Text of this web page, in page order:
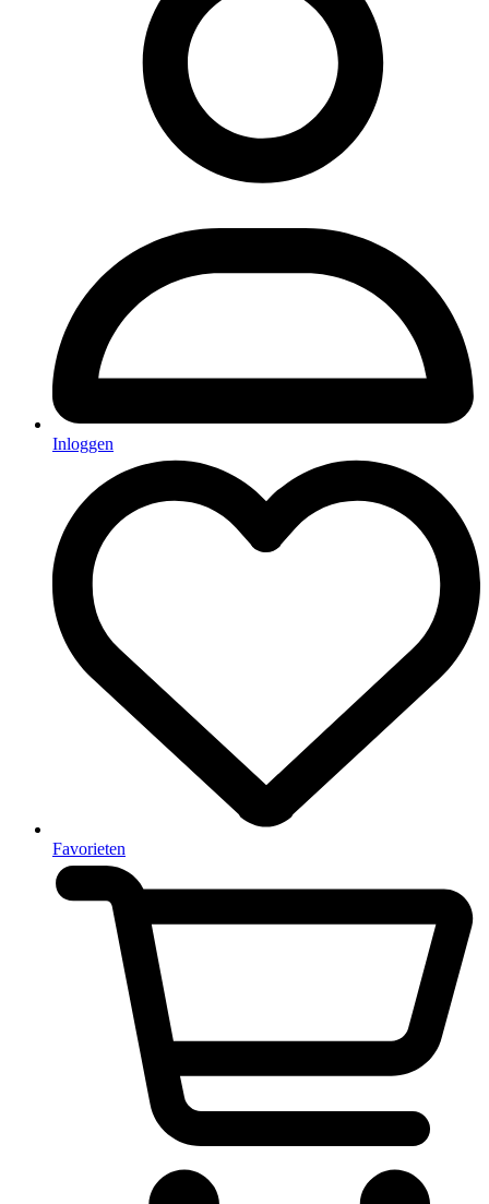
Inloggen
Favorieten